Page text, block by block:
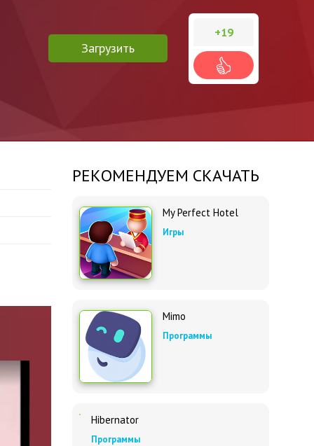
Загрузить
+19
РЕКОМЕНДУЕМ СКАЧАТЬ
My Perfect Hotel
Игры
Mimo
Программы
Hibernator
Программы